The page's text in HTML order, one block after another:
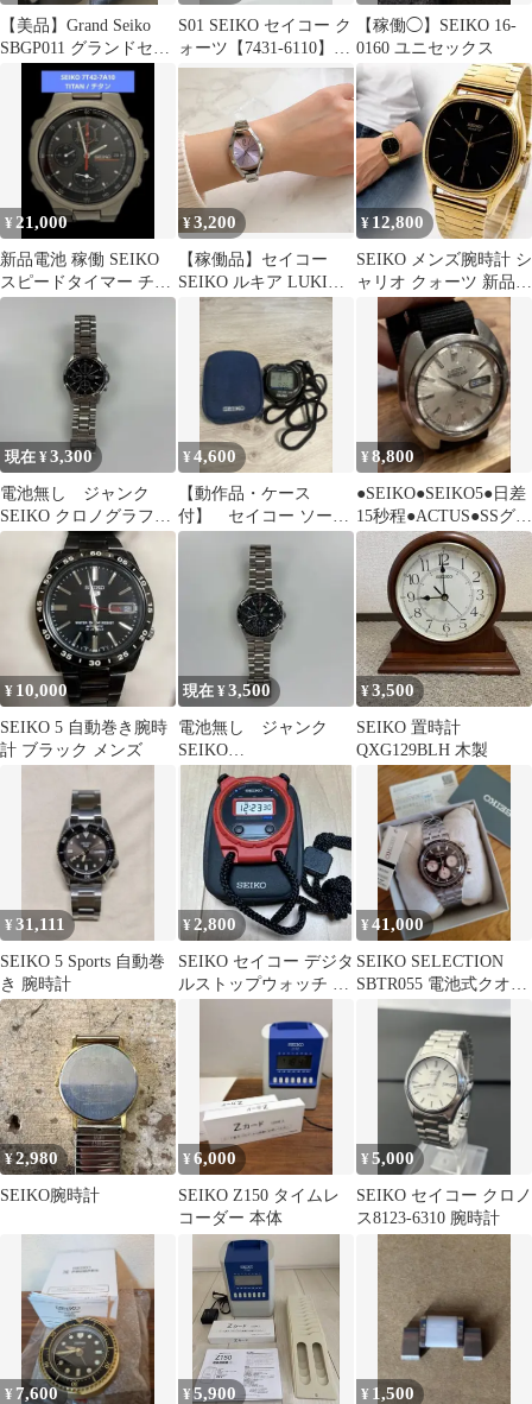
【美品】Grand Seiko
SBGP011 グランドセイ
コー 保証期間中
S01 SEIKO セイコー ク
ォーツ【7431-6110】ブ
ラックメンズ
【稼働◯】SEIKO 16-
0160 ユニセックス
¥ 21,000
新品電池 稼働 SEIKO
スピードタイマー チタ
ンケース クロノ メンズ
¥3,200
【稼働品】セイコー
SEIKO ルキア LUKIA
4N21-5450 トノー型 パ
ープル文字盤 レディー
ス腕時計
¥ 12,800
SEIKO メンズ腕時計 シ
ャリオ クォーツ 新品電
池 341
現在 ¥3,300
電池無し ジャンク
SEIKO クロノグラフ
100M 腕時計 メンズ
¥4,600
【動作品・ケース
付】 セイコー ソーラ
ーストップウォッチ
¥8,800
●SEIKO●SEIKO5●日差
15秒程●ACTUS●SSグレ
ード●NATO新品
¥ 10,000
SEIKO 5 自動巻き腕時
計 ブラック メンズ
現在 ¥3,500
電池無し ジャンク
SEIKO
CHRONOGRAPH 100M
メンズ 腕時計
¥3,500
SEIKO 置時計
QXG129BLH 木製
¥31,111
SEIKO 5 Sports 自動巻
き 腕時計
¥2,800
SEIKO セイコー デジタ
ルストップウォッチ ケ
¥41,000
SEIKO SELECTION
SBTR055 電池式クオー
ツ クロノグラフ機能
¥2,980
SEIKO腕時計
¥6,000
SEIKO Z150 タイムレ
コーダー 本体
¥5,000
SEIKO セイコー クロノ
ス8123-6310 腕時計
¥ 7,600 ¥5,900 ¥ 1,500